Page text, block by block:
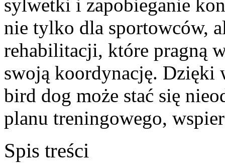
sylwetki i zapobieganie
nie tylko dla sportowców,
rehabilitacji, które pragną
swoją koordynację. Dzięki
bird dog może stać się
planu treningowego,
Spis treści